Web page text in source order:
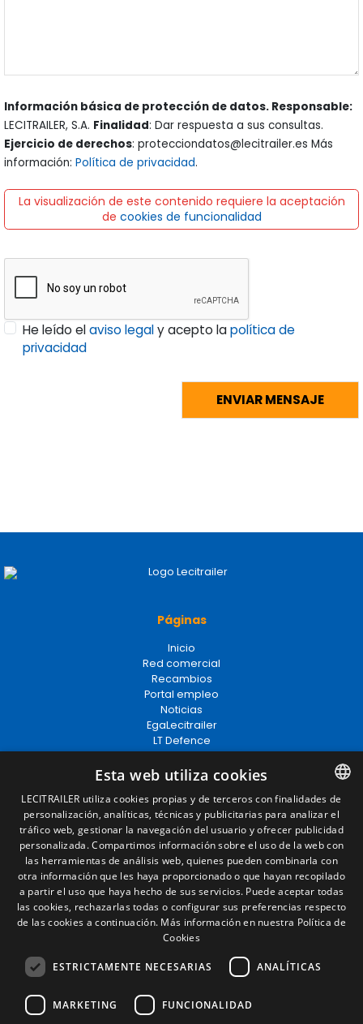
Información básica de protección de datos. Responsable:
LECITRAILER, S.A. Finalidad: Dar respuesta a sus consultas.
Ejercicio de derechos: protecciondatos@lecitrailer.es Más
información: Política de privacidad.
La visualización de este contenido requiere la aceptación
de cookies de funcionalidad
He leído elaviso legaly acepto lapolítica de
privacidad
Páginas
Inicio
Red comercial
Recambios
Portal empleo
Noticias
EgaLecitrailer
LT Defence
Términos legales
Aviso legal
Política de privacidad
Política de cookies
Condiciones generales de venta
Gestionar cookies
Contacto
Camino de los Huertos, S/N. Apdo 100
50620 - Casetas (Zaragoza) SPAIN
SPANISH
ENGLISH
FRENCH
ITALIAN
Esta web utiliza cookies
LECITRAILER utiliza cookies propias y de terceros con finalidades de
personalización, analíticas, técnicas y publicitarias para analizar el
tráfico web, gestionar la navegación del usuario y ofrecer publicidad
personalizada. Compartimos información sobre el uso de la web con
las herramientas de análisis web, quienes pueden combinarla con
otra información que les haya proporcionado o que hayan recopilado
a partir el uso que haya hecho de sus servicios. Puede aceptar todas
las cookies, rechazarlas todas o configurar sus preferencias respecto
de las cookies a continuación. Más información en nuestra Política de
Cookies
ESTRICTAMENTE NECESARIAS ANALÍTICAS
MARKETING FUNCIONALIDAD